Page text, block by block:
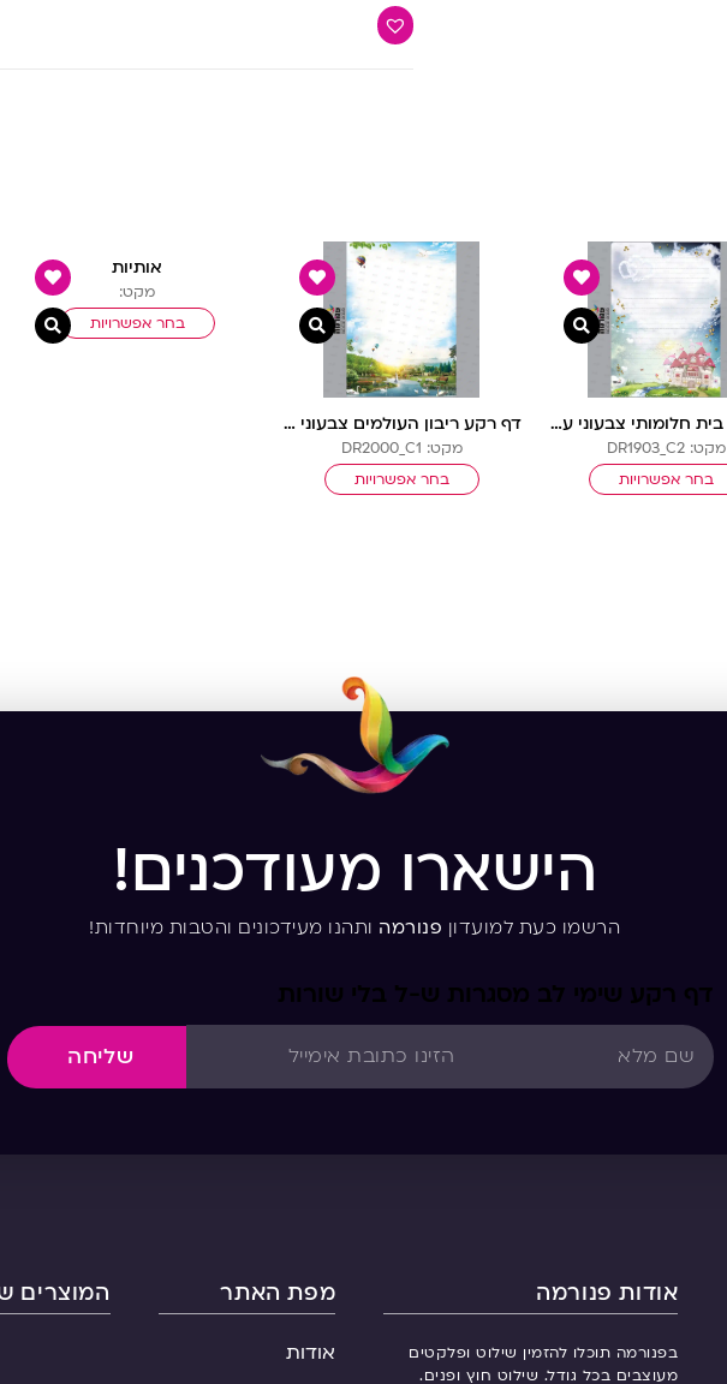
דף רקע בית חלומותי צבעוני עם שורות
מקט: DR1903_C2
בחר אפשרויות
דף רקע ריבון העולמים צבעוני בלי שורות
מקט: DR2000_C1
בחר אפשרויות
אותיות
מקט:
בחר אפשרויות
הישארו מעודכנים!
הרשמו כעת למועדון פנורמה ותהנו מעידכונים והטבות מיוחדות!
דף רקע שימי לב מסגרות ש-ל בלי שורות
שליחה
אודות פנורמה
בפנורמה תוכלו להזמין שילוט ופלקטים
מעוצבים בכל גודל. שילוט חוץ ופנים.
מפת האתר
אודות
המוצרים